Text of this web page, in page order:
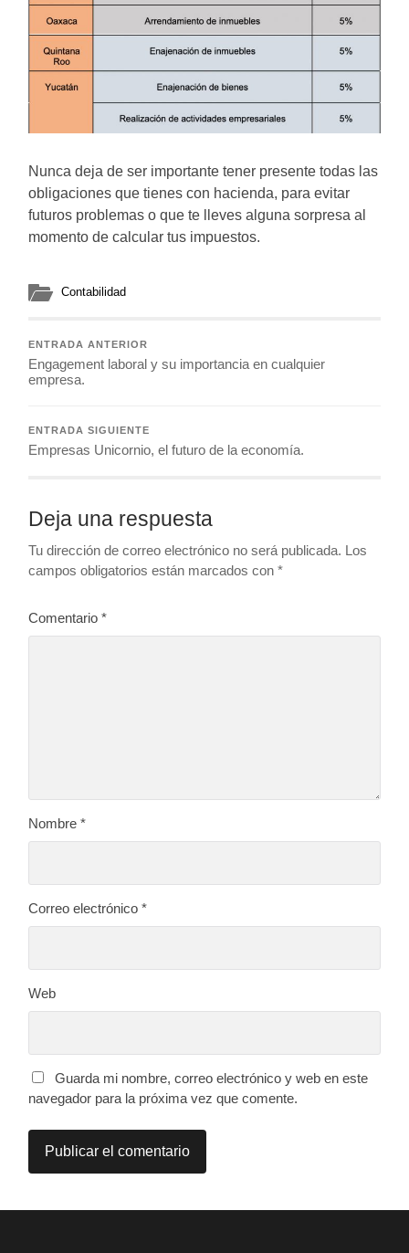
Nunca deja de ser importante tener presente todas las
obligaciones que tienes con hacienda, para evitar
futuros problemas o que te lleves alguna sorpresa al
momento de calcular tus impuestos.
Contabilidad
ENTRADA ANTERIOR
Engagement laboral y su importancia en cualquier
empresa.
ENTRADA SIGUIENTE
Empresas Unicornio, el futuro de la economía.
Deja una respuesta
Tu dirección de correo electrónico no será publicada. Los
campos obligatorios están marcados con*
Comentario*
Nombre*
Correo electrónico*
Web
Guarda mi nombre, correo electrónico y web en este
navegador para la próxima vez que comente.